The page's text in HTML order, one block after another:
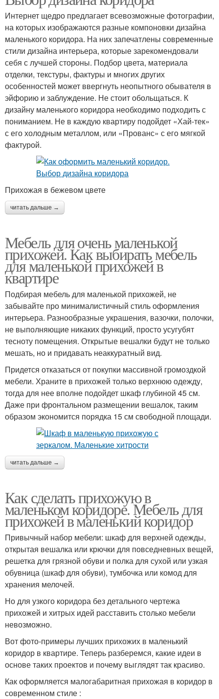
Интернет щедро предлагает всевозможные фотографии,
на которых изображаются разные компоновки дизайна
маленького коридора. На них запечатлены современные
стили дизайна интерьера, которые зарекомендовали
себя с лучшей стороны. Подбор цвета, материала
отделки, текстуры, фактуры и многих других
особенностей может ввергнуть неопытного обывателя в
эйфорию и заблуждение. Не стоит обольщаться. К
дизайну маленького коридора необходимо подходить с
пониманием. Не в каждую квартиру подойдет «Хай-тек»
с его холодным металлом, или «Прованс» с его мягкой
фактурой.
Прихожая в бежевом цвете
читать дальше →
Мебель для очень маленькой
прихожей. Как выбирать мебель
для маленькой прихожей в
квартире
Подбирая мебель для маленькой прихожей, не
забывайте про минималистичный стиль оформления
интерьера. Разнообразные украшения, вазочки, полочки,
не выполняющие никаких функций, просто усугубят
тесноту помещения. Открытые вешалки будут не только
мешать, но и придавать неаккуратный вид.
Придется отказаться от покупки массивной громоздкой
мебели. Храните в прихожей только верхнюю одежду,
тогда для нее вполне подойдет шкаф глубиной 45 см.
Даже при фронтальном размещении вешалок, таким
образом экономится порядка 15 см свободной площади.
читать дальше →
Как сделать прихожую в
маленьком коридоре. Мебель для
прихожей в маленький коридор
Привычный набор мебели: шкаф для верхней одежды,
открытая вешалка или крючки для повседневных вещей,
решетка для грязной обуви и полка для сухой или узкая
обувница (шкаф для обуви), тумбочка или комод для
хранения мелочей.
Но для узкого коридора без детального чертежа
прихожей и хитрых идей расставить столько мебели
невозможно.
Вот фото-примеры лучших прихожих в маленький
коридор в квартире. Теперь разберемся, какие идеи в
основе таких проектов и почему выглядят так красиво.
Как оформляется малогабаритная прихожая в коридор в
современном стиле :